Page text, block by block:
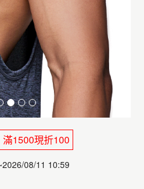
1500現折100
08/11 10:59